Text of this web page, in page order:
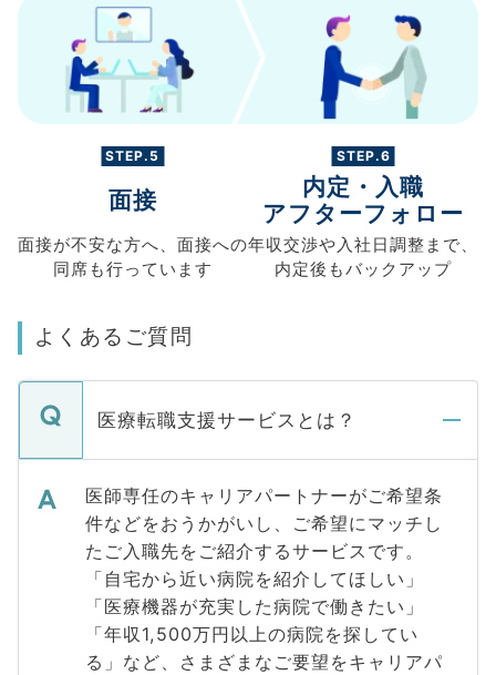
STEP.5
面接
面接が不安な方へ、 面接への
同席も行っています
STEP.6
内定・入職
アフターフォロー
年収交渉や入社日調整まで、
内定後もバックアップ
よくあるご質問
医療転職支援サービスとは？
医師専任のキャリアパートナーがご希望条
件などをおうかがいし、ご希望にマッチし
たご入職先をご紹介するサービスです。
「自宅から近い病院を紹介してほしい」
「医療機器が充実した病院で働きたい」
「年収1,500万円以上の病院を探してい
る」など、さまざまなご要望をキャリアパ